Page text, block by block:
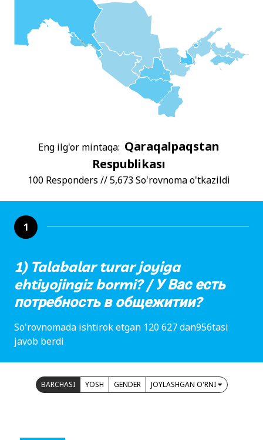
Eng ilg'or mintaqa: Qaraqalpaqstan
Respublikası
100 Responders // 5,673 So'rovnoma o'tkazildi
1
1) Talabalar turar joyiga
ehtiyojingiz bormi? / У Вас есть
потребность в общежитии?
So'rovnomada ishtirok etgan 120 627 dan956tasi
javob berdi
BARCHASI YOSH GENDER JOYLASHGAN O'RNI